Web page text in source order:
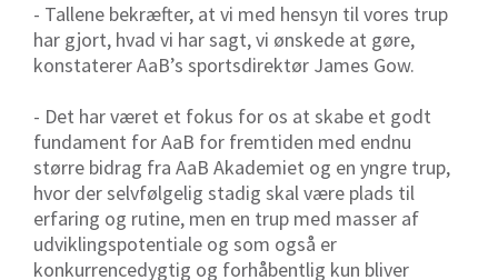
- Tallene bekræfter, at vi med hensyn til vores trup
har gjort, hvad vi har sagt, vi ønskede at gøre,
konstaterer AaB’s sportsdirektør James Gow.
- Det har været et fokus for os at skabe et godt
fundament for AaB for fremtiden med endnu
større bidrag fra AaB Akademiet og en yngre trup,
hvor der selvfølgelig stadig skal være plads til
erfaring og rutine, men en trup med masser af
udviklingspotentiale og som også er
konkurrencedygtig og forhåbentlig kun bliver